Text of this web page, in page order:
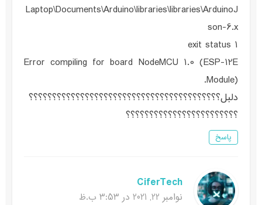
Laptop\Documents\Arduino\libraries\libraries\ArduinoJ
son-6.x
exit status 1
Error compiling for board NodeMCU 1.0 (ESP-12E
Module).
دلبل؟؟؟؟؟؟؟؟؟؟؟؟؟؟؟؟؟؟؟؟؟؟؟؟؟؟؟؟؟؟؟؟؟؟؟؟؟؟؟؟؟
؟؟؟؟؟؟؟؟؟؟؟؟؟؟؟؟؟؟؟؟؟؟؟؟
پاسخ
CiferTech
نوامبر 22, 2021 در 3:53 ب.ظ